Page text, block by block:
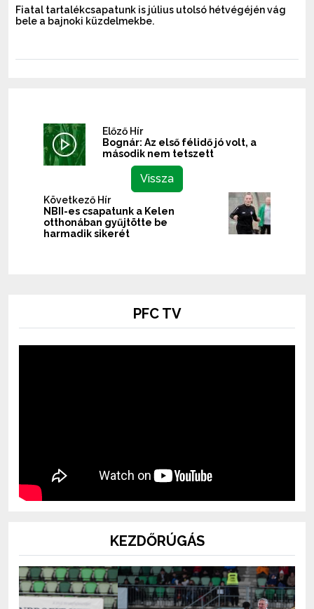
Fiatal tartalékcsapatunk is július utolsó hétvégéjén vág
bele a bajnoki küzdelmekbe.
Előző Hír
Bognár: Az első félidő jó volt, a
második nem tetszett
Vissza
Következő Hír
NBII-es csapatunk a Kelen
otthonában gyűjtötte be
harmadik sikerét
PFC TV
KEZDŐRÚGÁS